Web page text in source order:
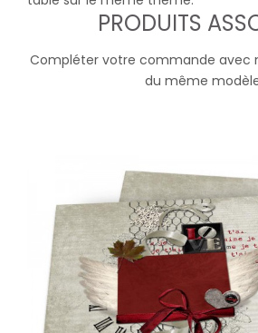
PRODUITS
Compléter votre commande avec
du même